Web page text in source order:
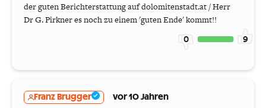
der guten Berichterstattung auf dolomitenstadt.at / Herr
Dr G. Pirkner es noch zu einem 'guten Ende' kommt!!
0 9
Franz Brugger vor 10 Jahren